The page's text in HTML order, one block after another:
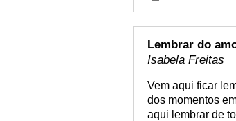
Lembrar do
Isabela Freitas
Vem aqui ficar
dos momentos
aqui lembrar de